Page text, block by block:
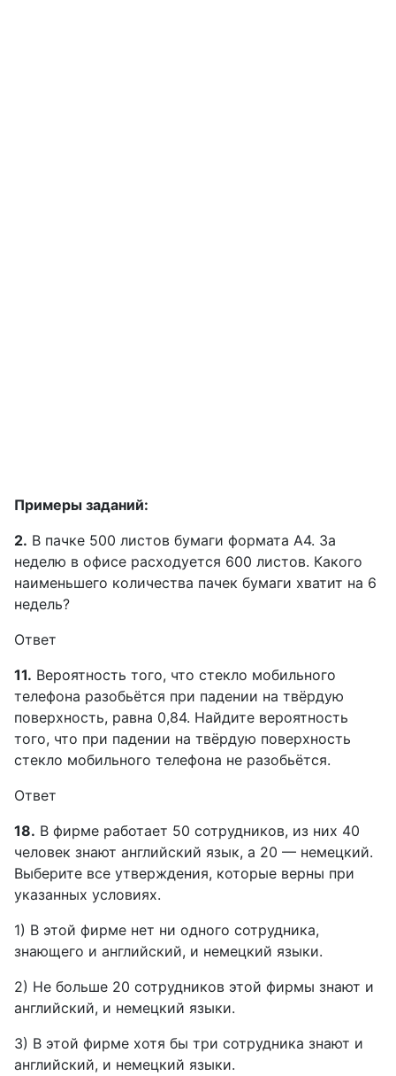
Примеры заданий:
2. В пачке 500 листов бумаги формата А4. За
неделю в офисе расходуется 600 листов. Какого
наименьшего количества пачек бумаги хватит на 6
недель?
Ответ
11. Вероятность того, что стекло мобильного
телефона разобьётся при падении на твёрдую
поверхность, равна 0,84. Найдите вероятность
того, что при падении на твёрдую поверхность
стекло мобильного телефона не разобьётся.
Ответ
18. В фирме работает 50 сотрудников, из них 40
человек знают английский язык, а 20 — немецкий.
Выберите все утверждения, которые верны при
указанных условиях.
1) В этой фирме нет ни одного сотрудника,
знающего и английский, и немецкий языки.
2) Не больше 20 сотрудников этой фирмы знают и
английский, и немецкий языки.
3) В этой фирме хотя бы три сотрудника знают и
английский, и немецкий языки.